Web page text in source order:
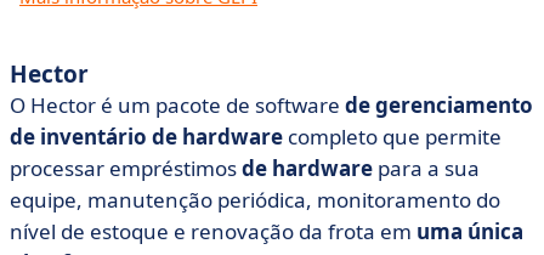
Hector
O Hector é um pacote de software de gerenciamento
de inventário de hardware completo que permite
processar empréstimosde hardware para a sua
equipe, manutenção periódica, monitoramento do
nível de estoque e renovação da frota em uma única